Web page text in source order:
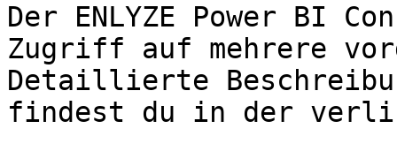
Der ENLYZE Power BI
Zugriff auf mehrere
Detaillierte
findest du in der